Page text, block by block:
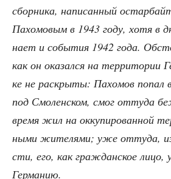
сбор­ни­ка, напи­сан­ный
Пахо­мо­вым в 1943 году, хотя в
на­ет и собы­тия 1942 года.
как он ока­зал­ся на тер­ри­то­рии
ке не рас­кры­ты: Пахо­мов попал
под Смо­лен­ском, смог отту­да
вре­мя жил на окку­пи­ро­ван­ной
ны­ми жите­ля­ми; уже отту­да,
сти, его, как граж­дан­ское лицо,
Германию.